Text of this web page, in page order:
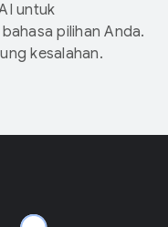
untuk
pilihan Anda.
kesalahan.